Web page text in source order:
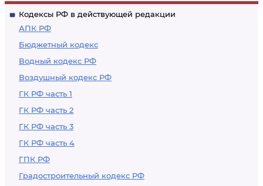
Кодексы РФ в действующей редакции
АПК РФ
Бюджетный кодекс
Водный кодекс РФ
Воздушный кодекс РФ
ГК РФ часть 1
ГК РФ часть 2
ГК РФ часть 3
ГК РФ часть 4
ГПК РФ
Градостроительный кодекс РФ